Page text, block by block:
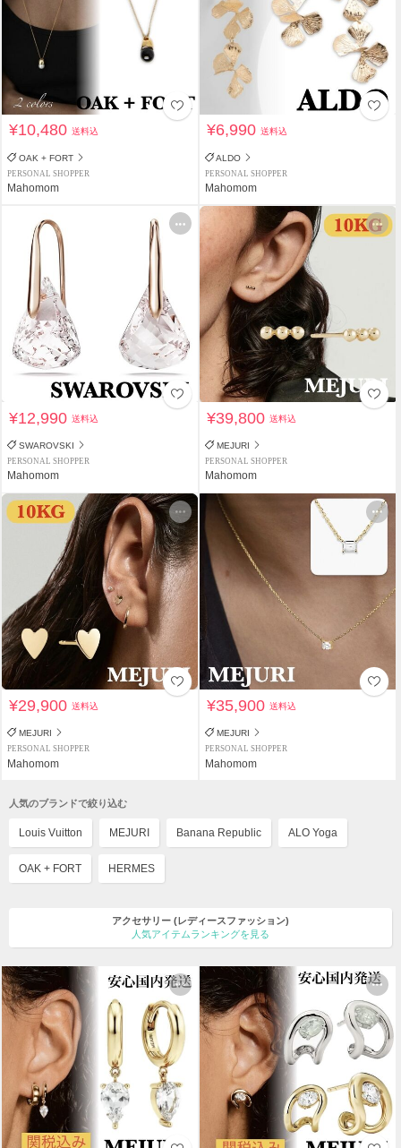
¥10,480送料込
OAK + FORT
PERSONAL SHOPPER
Mahomom
¥6,990送料込
ALDO
PERSONAL SHOPPER
Mahomom
¥12,990送料込
SWAROVSKI
PERSONAL SHOPPER
Mahomom
¥39,800送料込
MEJURI
PERSONAL SHOPPER
Mahomom
¥29,900送料込
MEJURI
PERSONAL SHOPPER
Mahomom
¥35,900送料込
MEJURI
PERSONAL SHOPPER
Mahomom
人気のブランドで絞り込む
Louis Vuitton MEJURI Banana Republic ALO Yoga
OAK + FORT HERMES
アクセサリー (レディースファッション)
人気アイテムランキングを見る